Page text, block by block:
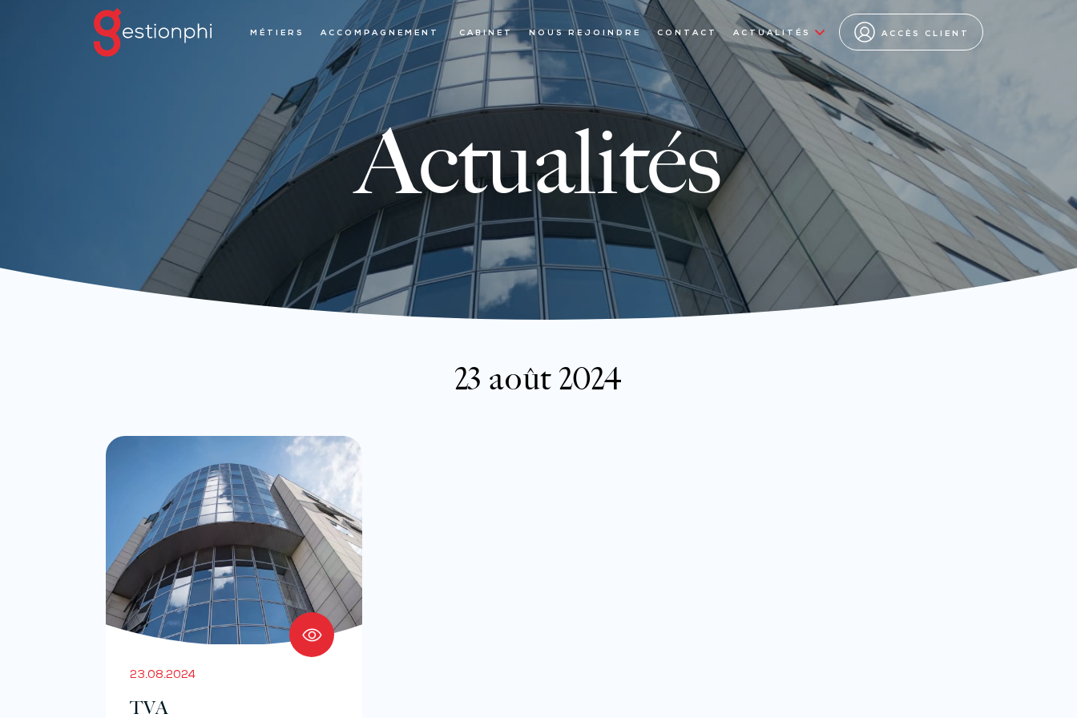
MÉTIERS ACCOMPAGNEMENT CABINET NOUS REJOINDRE CONTACT ACTUALITÉS ACCÈS CLIENT
Actualités
23 août 2024
23.08.2024
TVA